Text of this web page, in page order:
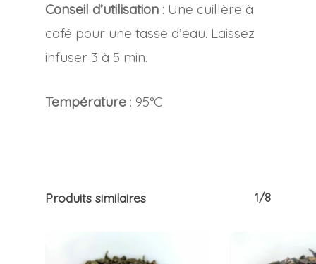
Conseil d’utilisation : Une cuillère à
café pour une tasse d’eau. Laissez
infuser 3 à 5 min.
Température : 95°C
Produits similaires 1/8